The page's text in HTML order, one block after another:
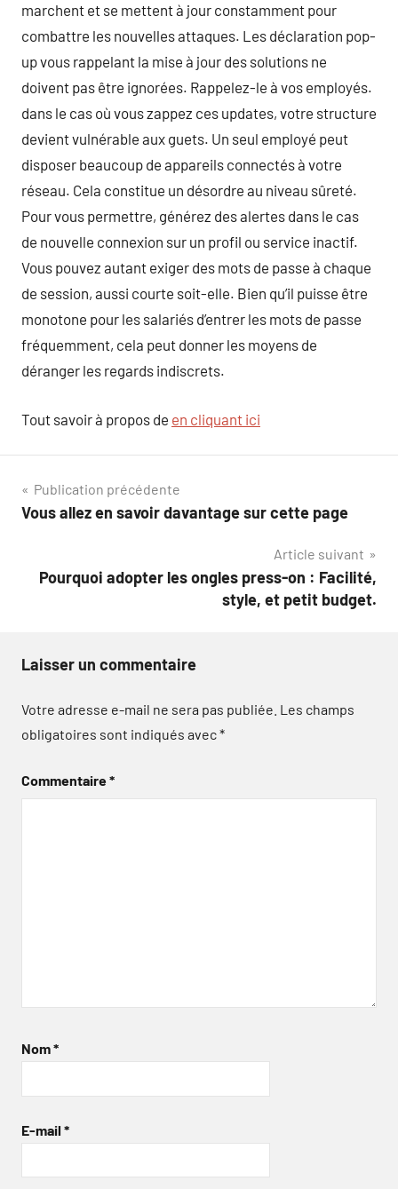
marchent et se mettent à jour constamment pour
combattre les nouvelles attaques. Les déclaration pop-
up vous rappelant la mise à jour des solutions ne
doivent pas être ignorées. Rappelez-le à vos employés.
dans le cas où vous zappez ces updates, votre structure
devient vulnérable aux guets. Un seul employé peut
disposer beaucoup de appareils connectés à votre
réseau. Cela constitue un désordre au niveau sûreté.
Pour vous permettre, générez des alertes dans le cas
de nouvelle connexion sur un profil ou service inactif.
Vous pouvez autant exiger des mots de passe à chaque
de session, aussi courte soit-elle. Bien qu’il puisse être
monotone pour les salariés d’entrer les mots de passe
fréquemment, cela peut donner les moyens de
déranger les regards indiscrets.
Tout savoir à propos de en cliquant ici
Navigation
de
Publication précédente
Vous allez en savoir davantage sur cette page
Article suivant
Pourquoi adopter les ongles press-on : Facilité,
style, et petit budget.
Laisser un commentaire
Votre adresse e-mail ne sera pas publiée. Les champs
obligatoires sont indiqués avec*
Commentaire*
Nom*
E-mail *